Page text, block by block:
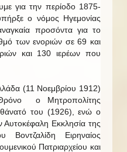
για την περίοδο 1875-
ο νόμος Ηγεμονίας
προσόντα για το
των ενοριών σε 69 και
και 130 ιερέων που
(11 Νοεμβρίου 1912)
Θρόνο ο Μητροπολίτης
θάνατό του (1926), ενώ ο
Εκκλησία της
Ειρηναίος
Πατριαρχείου και